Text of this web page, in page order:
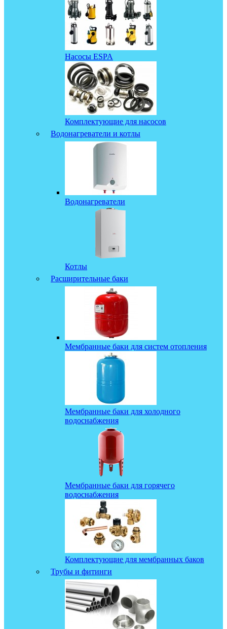
Насосы ESPA
Комплектующие для насосов
Водонагреватели и котлы
Водонагреватели
Котлы
Расширительные баки
Мембранные баки для систем отопления
Мембранные баки для холодного
водоснабжения
Мембранные баки для горячего
водоснабжения
Комплектующие для мембранных баков
Трубы и фитинги